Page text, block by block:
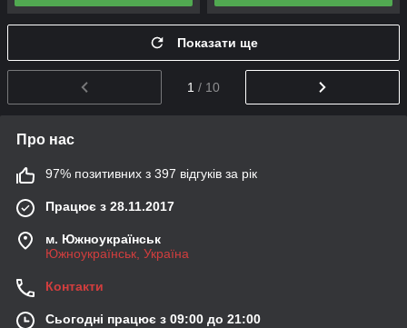
Показати ще
1 / 10
Про нас
97% позитивних з 397 відгуків за рік
Працює з 28.11.2017
м. Южноукраїнськ
Южноукраїнськ, Україна
Контакти
Сьогодні працює з 09:00 до 21:00